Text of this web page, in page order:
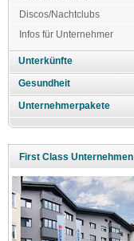
Discos/Nachtclubs
Infos für Unternehmer
Unterkünfte
Gesundheit
Unternehmerpakete
First Class Unternehmen